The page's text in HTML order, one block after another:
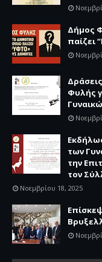
Δήμος
παίζει
Φυλής
των
την
τον
Νοεμβρίου 18, 2025